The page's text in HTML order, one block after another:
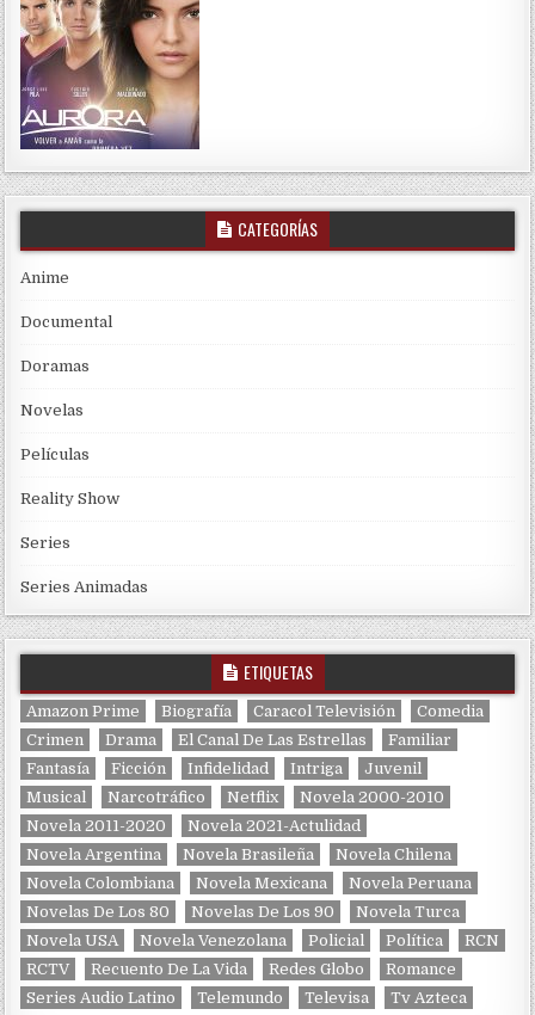
CATEGORÍAS
Anime
Documental
Doramas
Novelas
Películas
Reality Show
Series
Series Animadas
ETIQUETAS
Amazon Prime Biografía Caracol Televisión
Comedia
Crimen
Drama El Canal De Las Estrellas
Familiar
Fantasía
Ficción Infidelidad Intriga
Juvenil
Musical
Narcotráfico Netflix
Novela 2000-2010
Novela 2011-2020
Novela 2021-Actulidad
Novela Argentina
Novela Brasileña
Novela Chilena
Novela Colombiana
Novela Mexicana
Novela Peruana
Novelas De Los 80
Novelas De Los 90
Novela Turca
Novela USA
Novela Venezolana Policial Política
RCN
RCTV
Recuento De La Vida Redes Globo
Romance
Series Audio Latino
Telemundo Televisa Tv Azteca